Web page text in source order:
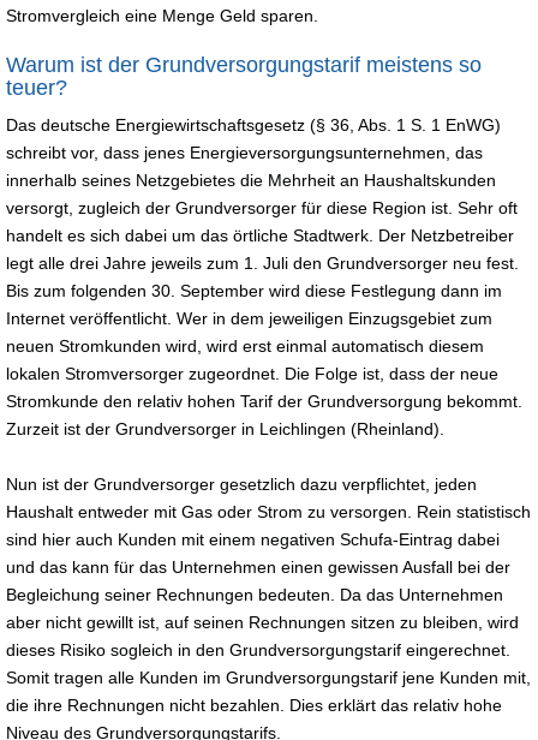
Stromvergleich eine Menge Geld sparen.
Warum ist der Grundversorgungstarif meistens so
teuer?
Das deutsche Energiewirtschaftsgesetz (§ 36, Abs. 1 S. 1 EnWG)
schreibt vor, dass jenes Energieversorgungsunternehmen, das
innerhalb seines Netzgebietes die Mehrheit an Haushaltskunden
versorgt, zugleich der Grundversorger für diese Region ist. Sehr oft
handelt es sich dabei um das örtliche Stadtwerk. Der Netzbetreiber
legt alle drei Jahre jeweils zum 1. Juli den Grundversorger neu fest.
Bis zum folgenden 30. September wird diese Festlegung dann im
Internet veröffentlicht. Wer in dem jeweiligen Einzugsgebiet zum
neuen Stromkunden wird, wird erst einmal automatisch diesem
lokalen Stromversorger zugeordnet. Die Folge ist, dass der neue
Stromkunde den relativ hohen Tarif der Grundversorgung bekommt.
Zurzeit ist der Grundversorger in Leichlingen (Rheinland).
Nun ist der Grundversorger gesetzlich dazu verpflichtet, jeden
Haushalt entweder mit Gas oder Strom zu versorgen. Rein statistisch
sind hier auch Kunden mit einem negativen Schufa-Eintrag dabei
und das kann für das Unternehmen einen gewissen Ausfall bei der
Begleichung seiner Rechnungen bedeuten. Da das Unternehmen
aber nicht gewillt ist, auf seinen Rechnungen sitzen zu bleiben, wird
dieses Risiko sogleich in den Grundversorgungstarif eingerechnet.
Somit tragen alle Kunden im Grundversorgungstarif jene Kunden mit,
die ihre Rechnungen nicht bezahlen. Dies erklärt das relativ hohe
Niveau des Grundversorgungstarifs.